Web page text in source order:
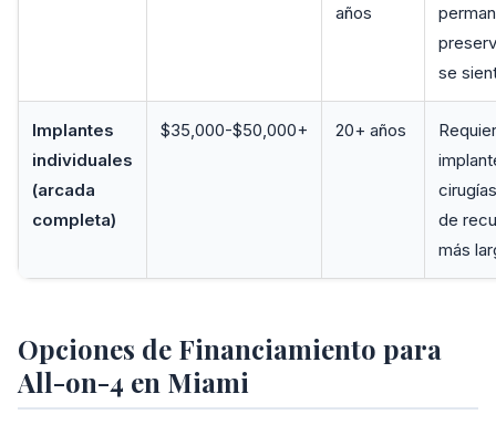
años
se
Implantes
individuales
(arcada
completa)
$35,000-$50,000+ 20+ años
de
más
Opciones de Financiamiento para
All-on-4 en Miami